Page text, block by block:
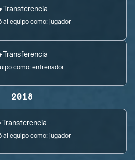
Transferencia
al equipo como:jugador
Transferencia
como:entrenador
2018
Transferencia
al equipo como:jugador